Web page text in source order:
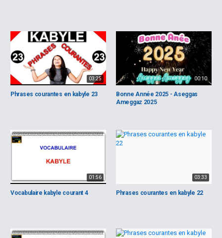
03:25
Phrases courantes en kabyle 23
00:10
Bonne Année 2025 - Aseggas
Ameggaz 2025
01:56
Vocabulaire kabyle courant 4
03:33
Phrases courantes en kabyle 22